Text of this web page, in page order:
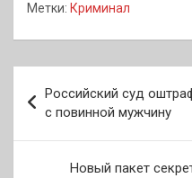
Метки: Криминал
по
записям
Российский суд
с повинной мужчину
Новый пакет